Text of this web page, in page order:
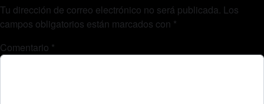
Tu dirección de correo electrónico no será publicada. Los
campos obligatorios están marcados con *
Comentario *